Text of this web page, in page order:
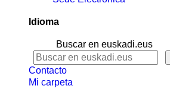
Idioma
Buscar en euskadi.eus
Contacto
Mi carpeta